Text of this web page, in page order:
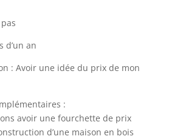
d’un an
: Avoir une idée du prix de mon
:
avoir une fourchette de prix
d’une maison en bois